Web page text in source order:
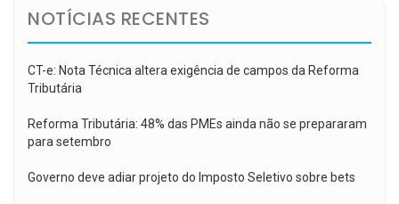
NOTÍCIAS RECENTES
CT-e: Nota Técnica altera exigência de campos da Reforma
Tributária
Reforma Tributária: 48% das PMEs ainda não se prepararam
para setembro
Governo deve adiar projeto do Imposto Seletivo sobre bets